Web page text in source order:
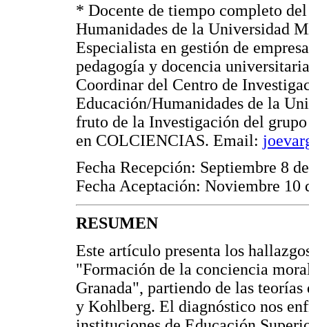
* Docente de tiempo completo
Humanidades de la Universidad
Especialista en gestión de
pedagogía y docencia
Coordinar del Centro de
Educación/Humanidades de la
fruto de la Investigación del
en COLCIENCIAS. Email:
Fecha Recepción: Septiembre 8
Fecha Aceptación: Noviembre 10
RESUMEN
Este artículo presenta los
"Formación de la conciencia
Granada", partiendo de las
y Kohlberg. El diagnóstico nos